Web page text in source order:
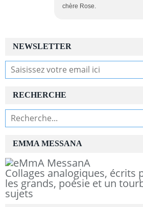
chère Rose.
NEWSLETTER
RECHERCHE
EMMA MESSANA
Collages analogiques, écrits
les grands, poésie et un
sujets